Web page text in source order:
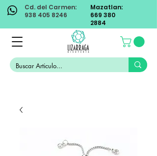
Cd. del Carmen:
938 405 8246
Mazatlan:
669 380
2884